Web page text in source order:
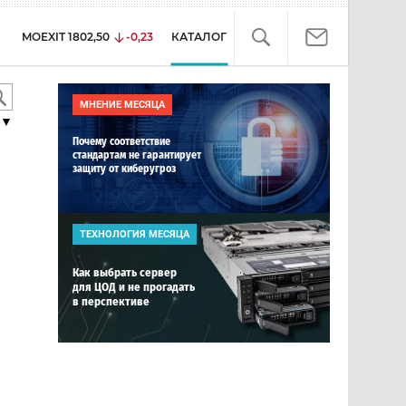
MOEXIT 1802,50 -0,23 КАТАЛОГ
МНЕНИЕ МЕСЯЦА
Почему соответствие
стандартам не гарантирует
защиту от киберугроз
ТЕХНОЛОГИЯ МЕСЯЦА
Как выбрать сервер
для ЦОД и не прогадать
в перспективе